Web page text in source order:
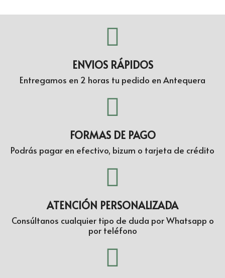
ENVIOS RÁPIDOS
Entregamos en 2 horas tu pedido en Antequera
FORMAS DE PAGO
Podrás pagar en efectivo, bizum o tarjeta de crédito
ATENCIÓN PERSONALIZADA
Consúltanos cualquier tipo de duda por Whatsapp o
por teléfono